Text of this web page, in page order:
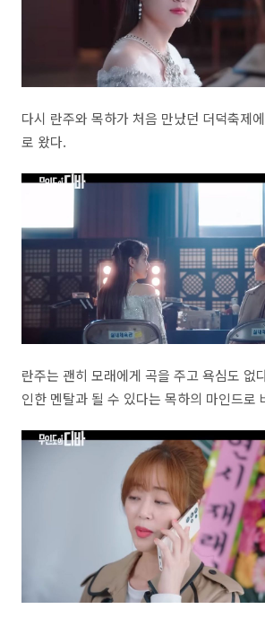
다시 란주와 목하가 처음 만났던 더덕축제
로 왔다.
란주는 괜히 모래에게 곡을 주고 욕심도 없
인한 멘탈과 될 수 있다는 목하의 마인드로